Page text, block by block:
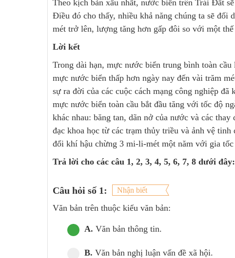
Theo kịch bản xấu nhất, nước biển trên Trái Đất
Điều đó cho thấy, nhiều khả năng chúng ta sẽ
mét trở lên, lượng tăng hơn gấp đôi so với một
Lời kết
Trong dài hạn, mực nước biển trung bình toàn
mực nước biển thấp hơn ngày nay đến vài trăm
sự ra đời của các cuộc cách mạng công nghiệp
mực nước biển toàn cầu bắt đầu tăng với tốc độ
khác nhau: băng tan, dãn nở của nước và các
đạc khoa học từ các trạm thủy triều và ảnh vệ
đổi khí hậu chừng 3 mi-li-mét một năm với gia
Trả lời cho các câu 1, 2, 3, 4, 5, 6, 7, 8 dưới đây:
Câu hỏi số 1: Nhận biết
Văn bản trên thuộc kiểu văn bản:
A. Văn bản thông tin.
B. Văn bản nghị luận vấn đề xã hội.